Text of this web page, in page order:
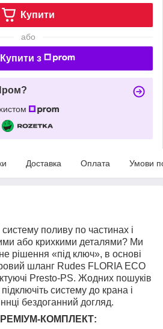
Купити
або
Купити з
Доставка Оплата Умови
поливу по частинах і
або крихкими деталями? Ми
рішення «під ключ», в основі
шланг Rudes FLORIA ECO
Presto-PS. Жодних пошуків
систему до крана і
бездоганний догляд.
КОМПЛЕКТ: